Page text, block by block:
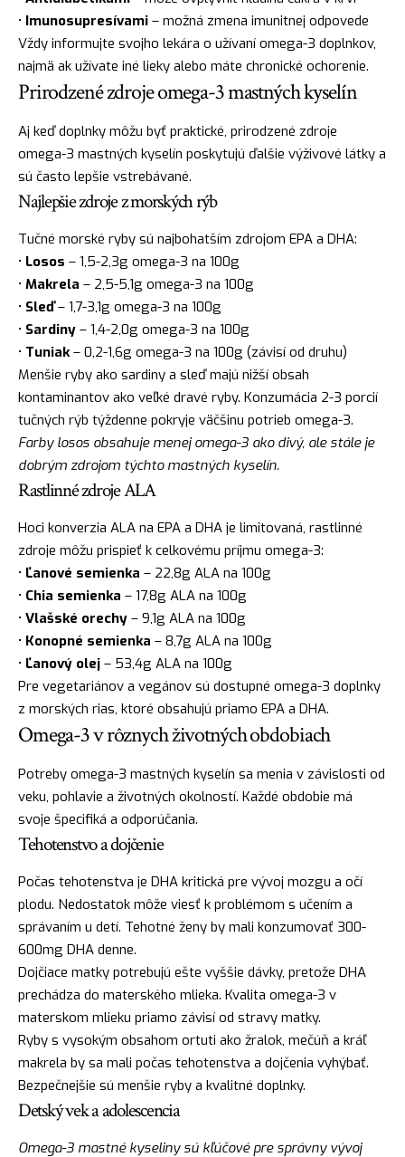
• Imunosupresívami – možná zmena imunitnej odpovede
Vždy informujte svojho lekára o užívaní omega-3 doplnkov,
najmä ak užívate iné lieky alebo máte chronické ochorenie.
Prirodzené zdroje omega-3 mastných kyselín
Aj keď doplnky môžu byť praktické, prirodzené zdroje
omega-3 mastných kyselín poskytujú ďalšie výživové látky a
sú často lepšie vstrebávané.
Najlepšie zdroje z morských rýb
Tučné morské ryby sú najbohatším zdrojom EPA a DHA:
• Losos – 1,5-2,3g omega-3 na 100g
• Makrela – 2,5-5,1g omega-3 na 100g
• Sleď– 1,7-3,1g omega-3 na 100g
• Sardiny – 1,4-2,0g omega-3 na 100g
• Tuniak– 0,2-1,6g omega-3 na 100g (závisí od druhu)
Menšie ryby ako sardiny a sleď majú nižší obsah
kontaminantov ako veľké dravé ryby. Konzumácia 2-3 porcií
tučných rýb týždenne pokryje väčšinu potrieb omega-3.
Farby losos obsahuje menej omega-3 ako divý, ale stále je
dobrým zdrojom týchto mastných kyselín.
Rastlinné zdroje ALA
Hoci konverzia ALA na EPA a DHA je limitovaná, rastlinné
zdroje môžu prispieť k celkovému príjmu omega-3:
• Ľanové semienka – 22,8g ALA na 100g
• Chia semienka – 17,8g ALA na 100g
• Vlašské orechy – 9,1g ALA na 100g
• Konopné semienka – 8,7g ALA na 100g
• Ľanový olej – 53,4g ALA na 100g
Pre vegetariánov a vegánov sú dostupné omega-3 doplnky
z morských rias, ktoré obsahujú priamo EPA a DHA.
Omega-3 v rôznych životných obdobiach
Potreby omega-3 mastných kyselín sa menia v závislosti od
veku, pohlavie a životných okolností. Každé obdobie má
svoje špecifiká a odporúčania.
Tehotenstvo a dojčenie
Počas tehotenstva je DHA kritická pre vývoj mozgu a očí
plodu. Nedostatok môže viesť k problémom s učením a
správaním u detí. Tehotné ženy by mali konzumovať 300-
600mg DHA denne.
Dojčiace matky potrebujú ešte vyššie dávky, pretože DHA
prechádza do materského mlieka. Kvalita omega-3 v
materskom mlieku priamo závisí od stravy matky.
Ryby s vysokým obsahom ortuti ako žralok, mečúň a kráľ
makrela by sa mali počas tehotenstva a dojčenia vyhýbať.
Bezpečnejšie sú menšie ryby a kvalitné doplnky.
Detský vek a adolescencia
Omega-3 mastné kyseliny sú kľúčové pre správny vývoj